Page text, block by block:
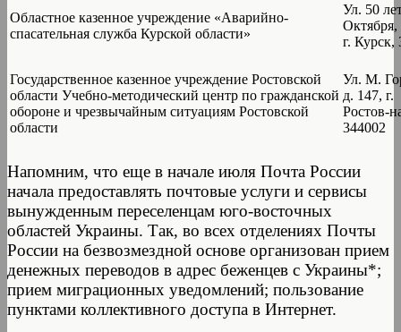
Областное казенное учреждение «Аварийно-
спасательная служба Курской области»
Ул. 50
Октября,
г. Курск,
Государственное казенное учреждение Ростовской
области Учебно-методический центр по гражданской
обороне и чрезвычайным ситуациям Ростовской
области
Ул. М.
д. 147, г.
Ростов-
344002
Напомним, что еще в начале июля Почта России
начала предоставлять почтовые услуги и сервисы
вынужденным переселенцам юго-восточных
областей Украины. Так, во всех отделениях Почты
России на безвозмездной основе организован прием
денежных переводов в адрес беженцев с Украины*;
прием миграционных уведомлений; пользование
пунктами коллективного доступа в Интернет.